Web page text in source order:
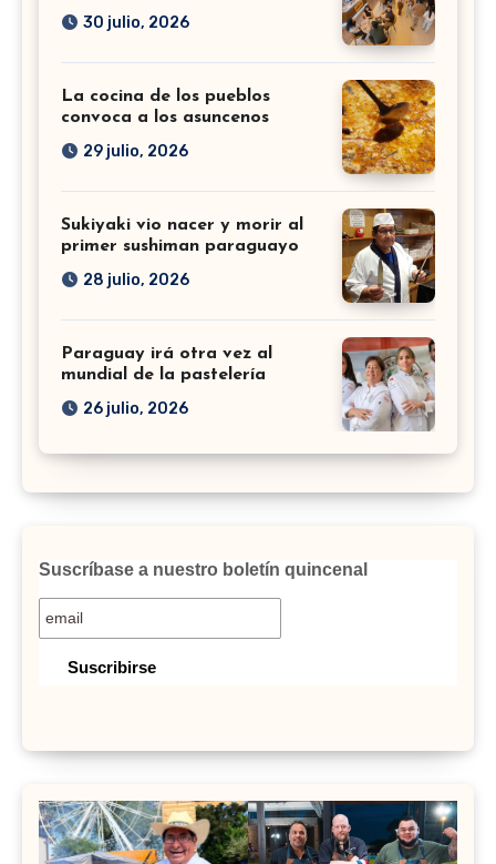
30 julio, 2026
La cocina de los pueblos
convoca a los asuncenos
29 julio, 2026
Sukiyaki vio nacer y morir al
primer sushiman paraguayo
28 julio, 2026
Paraguay irá otra vez al
mundial de la pastelería
26 julio, 2026
Suscríbase a nuestro boletín quincenal